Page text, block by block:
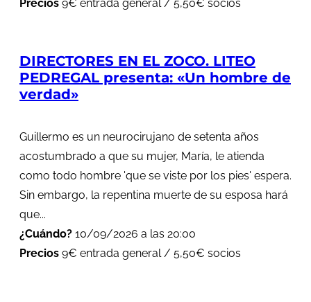
Precios 9€ entrada general / 5,50€ socios
DIRECTORES EN EL ZOCO. LITEO
PEDREGAL presenta: «Un hombre de
verdad»
Guillermo es un neurocirujano de setenta años
acostumbrado a que su mujer, María, le atienda
como todo hombre 'que se viste por los pies' espera.
Sin embargo, la repentina muerte de su esposa hará
que...
¿Cuándo? 10/09/2026 a las 20:00
Precios 9€ entrada general / 5,50€ socios